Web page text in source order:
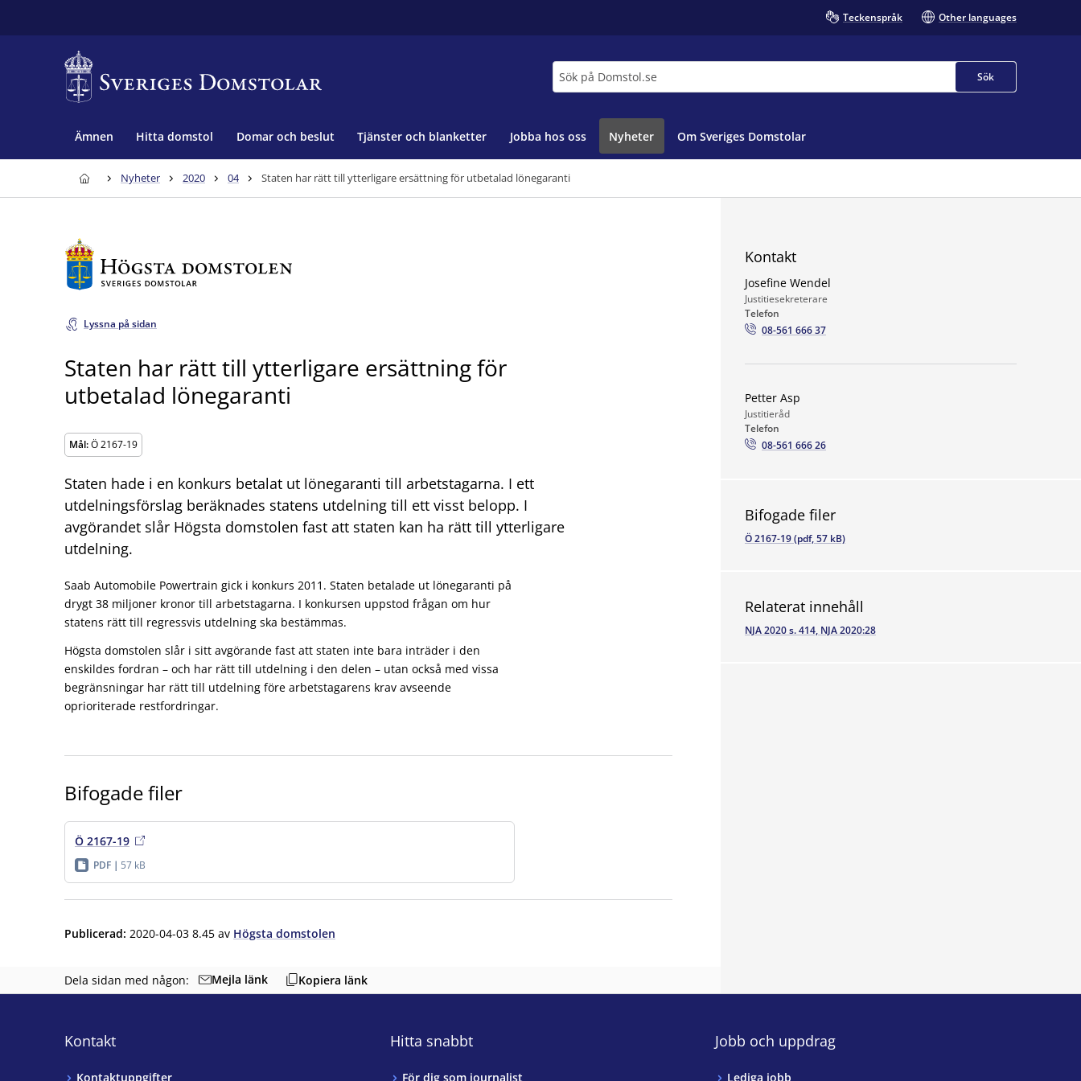
Teckenspråk Other languages
Sök
Ämnen Hitta domstol Domar och beslut Tjänster och blanketter Jobba hos oss Nyheter Om Sveriges Domstolar
Nyheter 2020 04 Staten har rätt till ytterligare ersättning för utbetalad lönegaranti
Lyssna på sidan
Staten har rätt till ytterligare ersättning för
utbetalad lönegaranti
Mål:Ö 2167-19
Staten hade i en konkurs betalat ut lönegaranti till arbetstagarna. I ett
utdelningsförslag beräknades statens utdelning till ett visst belopp. I
avgörandet slår Högsta domstolen fast att staten kan ha rätt till ytterligare
utdelning.
Saab Automobile Powertrain gick i konkurs 2011. Staten betalade ut lönegaranti på
drygt 38 miljoner kronor till arbetstagarna. I konkursen uppstod frågan om hur
statens rätt till regressvis utdelning ska bestämmas.
Högsta domstolen slår i sitt avgörande fast att staten inte bara inträder i den
enskildes fordran – och har rätt till utdelning i den delen – utan också med vissa
begränsningar har rätt till utdelning före arbetstagarens krav avseende
oprioriterade restfordringar.
Bifogade filer
Ö 2167-19
PDF 57 kB
Publicerad: 2020-04-03 8.45 av Högsta domstolen
Dela sidan med någon: Mejla länk Kopiera länk
Kontakt
Josefine Wendel
Justitiesekreterare
Telefon
08-561 666 37
Petter Asp
Justitieråd
Telefon
08-561 666 26
Bifogade filer
Ö 2167-19 (pdf, 57 kB)
Relaterat innehåll
NJA 2020 s. 414, NJA 2020:28
Kontakt
Kontaktuppgifter
Hitta snabbt
För dig som journalist
Jobb och uppdrag
Lediga jobb